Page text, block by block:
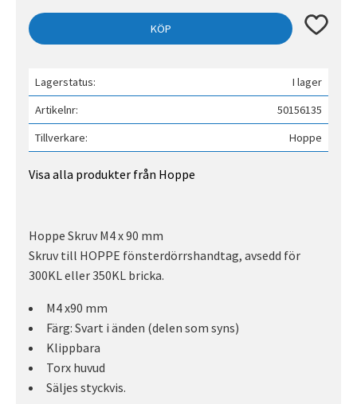
KÖP Lägg till
Lagerstatus
I lager
Artikelnr
50156135
Tillverkare
Hoppe
Visa alla produkter från Hoppe
Hoppe Skruv M4 x 90 mm
Skruv till HOPPE fönsterdörrshandtag, avsedd för
300KL eller 350KL bricka.
M4 x90 mm
Färg: Svart i änden (delen som syns)
Klippbara
Torx huvud
Säljes styckvis.